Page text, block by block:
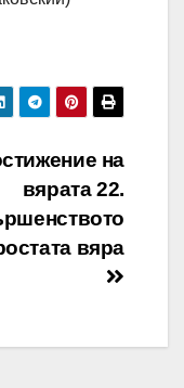
на
вярата 22.
вяра